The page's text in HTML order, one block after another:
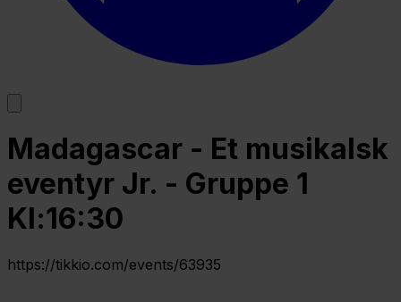
Madagascar - Et musikalsk
eventyr Jr. - Gruppe 1
Kl:16:30
https://tikkio.com/events/63935